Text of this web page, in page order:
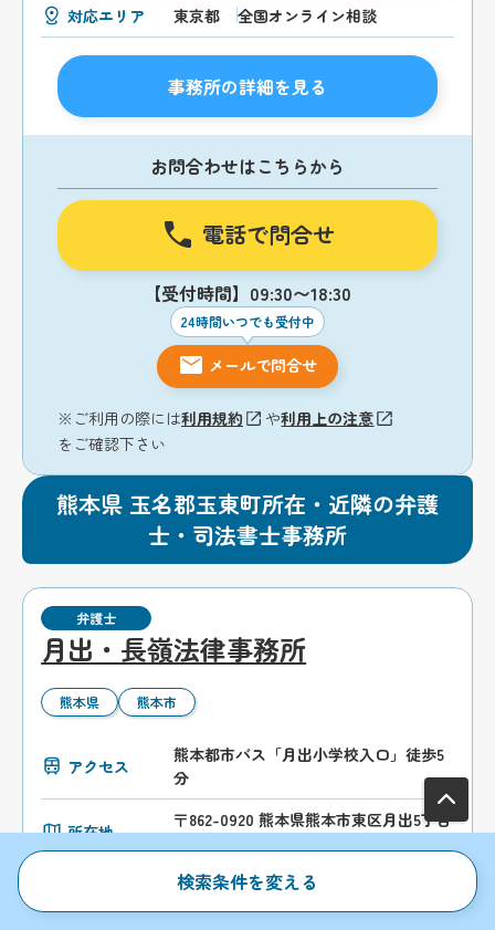
対応エリア 東京都 全国オンライン相談
事務所の詳細を見る
お問合わせはこちらから
電話で問合せ
【受付時間】09:30〜18:30
24時間いつでも受付中
メールで問合せ
※ご利用の際には利用規約 や利用上の注意
をご確認下さい
熊本県 玉名郡玉東町所在・近隣の弁護
士・司法書士事務所
弁護士
月出・長嶺法律事務所
熊本県 熊本市
アクセス
熊本都市バス「月出小学校入口」徒歩5
分
所在地
〒862-0920 熊本県熊本市東区月出5丁目
検索条件を変える